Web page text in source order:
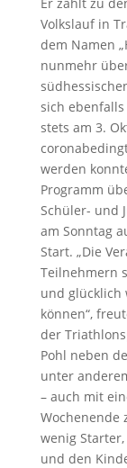
Volkslauf in
dem Namen
nunmehr
sich
stets am 3.
werden
Programm
Schüler- und
am Sonntag
Start. „Die
Teilnehmern
und glücklich
können“,
der
Pohl neben
unter
– auch mit
Wochenende
wenig
und den